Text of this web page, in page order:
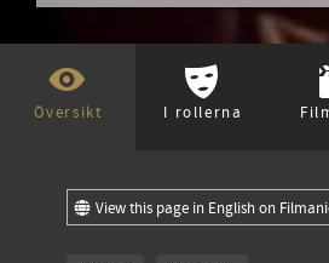
Översikt I rollerna
View this page in English on